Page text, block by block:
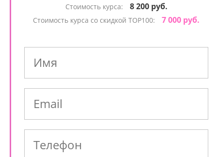
Стоимость курса: 8 200 руб.
Стоимость курса со скидкой TOP100: 7 000 руб.